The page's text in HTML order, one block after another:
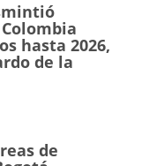
hasta 2026,
de la
de